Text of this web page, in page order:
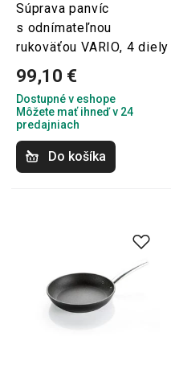
Súprava panvíc
s odnímateľnou
rukoväťou VARIO, 4 diely
99,10 €
Dostupné v eshope
Môžete mať ihneď v 24
predajniach
Do košíka